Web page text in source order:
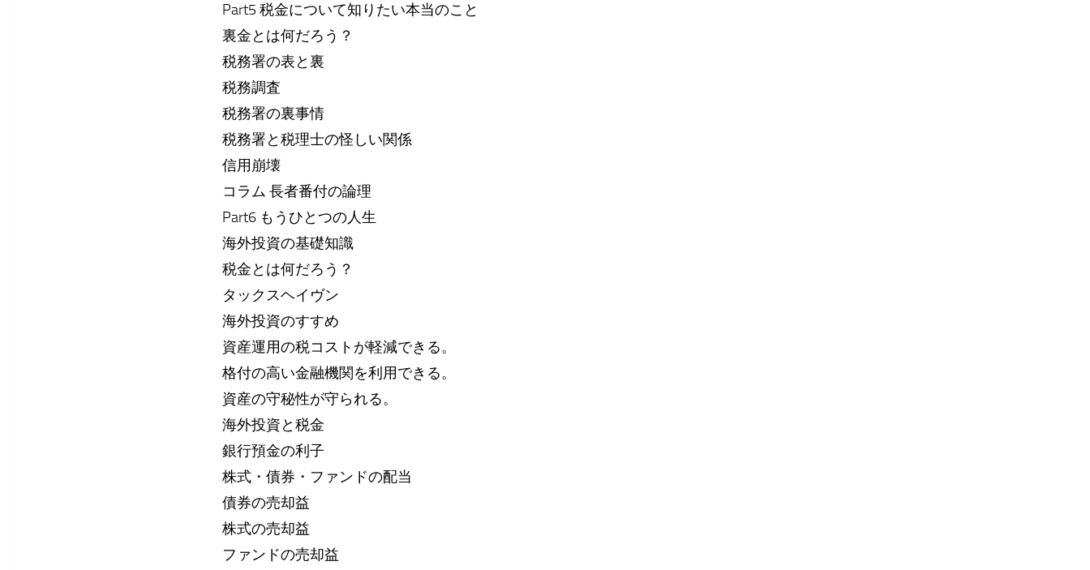
Part5 税金について知りたい本当のこと
裏金とは何だろう？
税務署の表と裏
税務調査
税務署の裏事情
税務署と税理士の怪しい関係
信用崩壊
コラム 長者番付の論理
Part6 もうひとつの人生
海外投資の基礎知識
税金とは何だろう？
タックスヘイヴン
海外投資のすすめ
資産運用の税コストが軽減できる。
格付の高い金融機関を利用できる。
資産の守秘性が守られる。
海外投資と税金
銀行預金の利子
株式・債券・ファンドの配当
債券の売却益
株式の売却益
ファンドの売却益